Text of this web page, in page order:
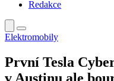
Redakce
Elektromobily
První Tesla